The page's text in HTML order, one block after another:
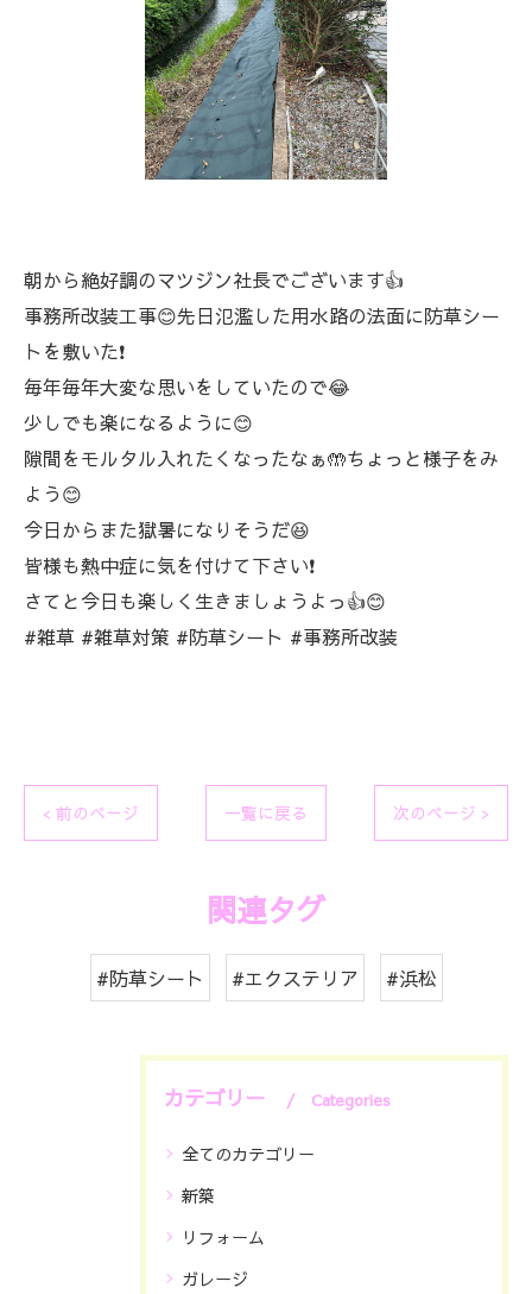
朝から絶好調のマツジン社長でございます👍
事務所改装工事😊先日氾濫した用水路の法面に防草シー
トを敷いた❗
毎年毎年大変な思いをしていたので😂
少しでも楽になるように😊
隙間をモルタル入れたくなったなぁ🤲ちょっと様子をみ
よう😊
今日からまた獄暑になりそうだ😆
皆様も熱中症に気を付けて下さい❗
さてと今日も楽しく生きましょうよっ👍😊
#雑草 #雑草対策 #防草シート #事務所改装
< 前のページ 一覧に戻る 次のページ >
関連タグ
#防草シート #エクステリア #浜松
カテゴリー Categories
全てのカテゴリー
新築
リフォーム
ガレージ